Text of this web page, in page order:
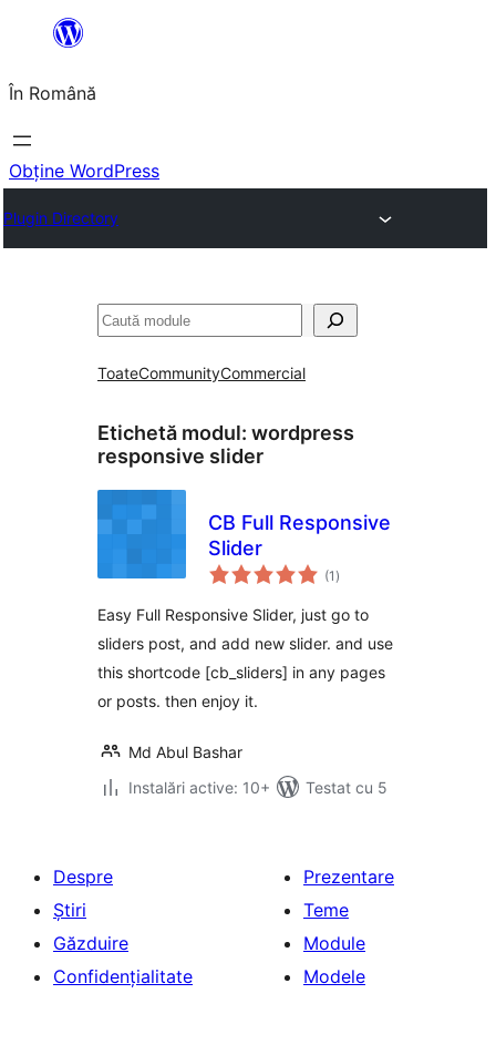
conținut
În Română
Obține WordPress
Plugin Directory
Caută
ToateCommunityCommercial
Etichetă modul: wordpress
responsive slider
CB Full Responsive
Slider
(1 total
aprecieri
)
Easy Full Responsive Slider, just go to
sliders post, and add new slider. and use
this shortcode [cb_sliders] in any pages
or posts. then enjoy it.
Md Abul Bashar
Instalări active: 10+
Testat cu 5
Despre
Știri
Găzduire
Confidențialitate
Prezentare
Teme
Module
Modele